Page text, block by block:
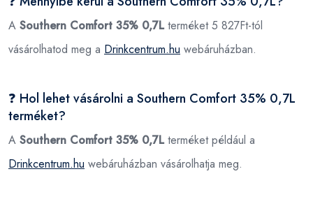
A Southern Comfort 35% 0,7Lterméket 5 827Ft-tól
vásárolhatod meg a Drinkcentrum.hu webáruházban.
❓ Hol lehet vásárolni a Southern Comfort 35% 0,7L
terméket?
A Southern Comfort 35% 0,7Lterméket például a
Drinkcentrum.hu webáruházban vásárolhatja meg.